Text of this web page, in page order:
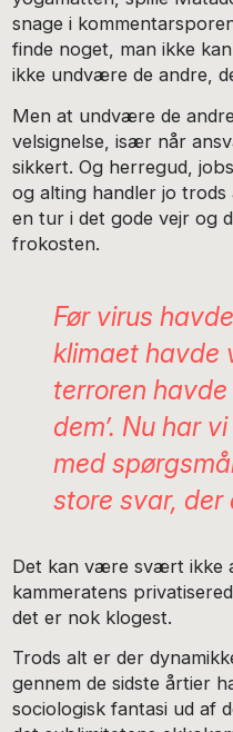
snage i
finde noget, man ikke
ikke undvære de andre,
Men at undvære de
velsignelse, især når
sikkert. Og herregud,
og alting handler jo trods
en tur i det gode vejr og
frokosten.
Før virus
klimaet havde
terroren havde
dem’. Nu har
med
store svar, der
Det kan være svært ikke
kammeratens
det er nok klogest.
Trods alt er der
gennem de sidste årtier
sociologisk fantasi ud af